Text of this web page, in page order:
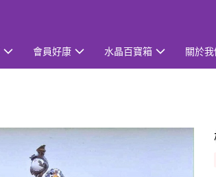
會員好康 水晶百寶箱 關於我